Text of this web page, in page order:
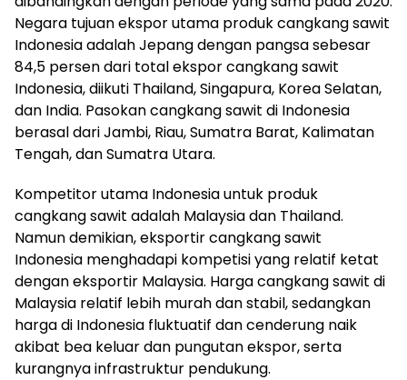
Negara tujuan ekspor utama produk cangkang sawit
Indonesia adalah Jepang dengan pangsa sebesar
84,5 persen dari total ekspor cangkang sawit
Indonesia, diikuti Thailand, Singapura, Korea Selatan,
dan India. Pasokan cangkang sawit di Indonesia
berasal dari Jambi, Riau, Sumatra Barat, Kalimatan
Tengah, dan Sumatra Utara.
Kompetitor utama Indonesia untuk produk
cangkang sawit adalah Malaysia dan Thailand.
Namun demikian, eksportir cangkang sawit
Indonesia menghadapi kompetisi yang relatif ketat
dengan eksportir Malaysia. Harga cangkang sawit di
Malaysia relatif lebih murah dan stabil, sedangkan
harga di Indonesia fluktuatif dan cenderung naik
akibat bea keluar dan pungutan ekspor, serta
kurangnya infrastruktur pendukung.